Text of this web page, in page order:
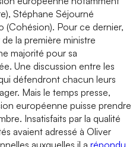
Stéphane Séjourné
(Cohésion). Pour ce dernier,
la première ministre
majorité pour sa
Une discussion entre les
défendront chacun leurs
Mais le temps presse,
européenne puisse prendre
Insatisfaits par la qualité
avaient adressé à Oliver
auxquelles il a répondu